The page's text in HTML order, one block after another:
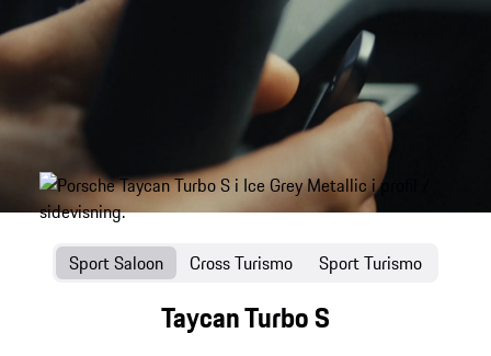
Taycan Turbo S
Sport Saloon Cross Turismo Sport Turismo